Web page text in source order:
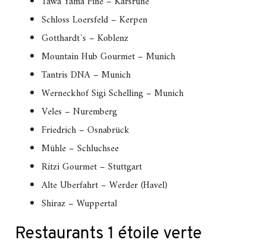
Schloss Loersfeld – Kerpen
Gotthardt`s – Koblenz
Mountain Hub Gourmet – Munich
Tantris DNA – Munich
Werneckhof Sigi Schelling – Munich
Veles – Nuremberg
Friedrich – Osnabrück
Mühle – Schluchsee
Ritzi Gourmet – Stuttgart
Alte Uberfahrt – Werder (Havel)
Shiraz – Wuppertal
Restaurants 1 étoile verte